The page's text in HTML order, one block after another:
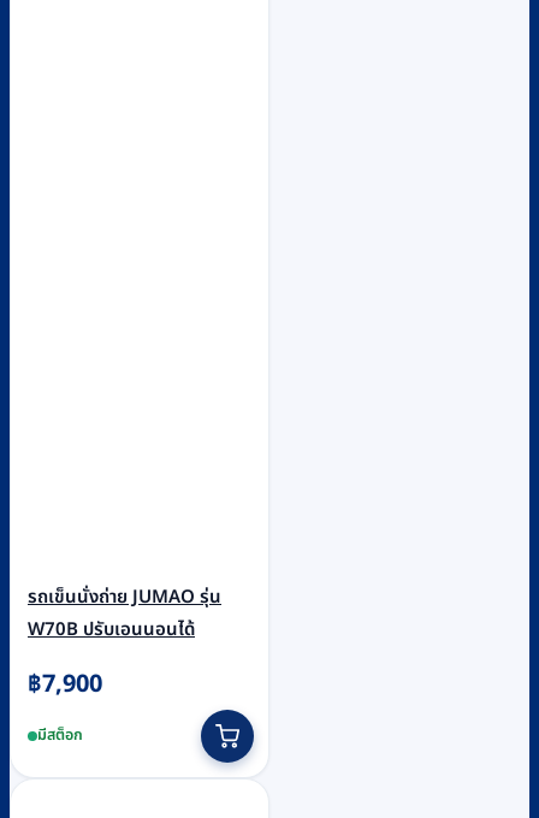
รถเข็นนั่งถ่าย JUMAO รุ่น
W70B ปรับเอนนอนได้
฿7,900
มีสต็อก